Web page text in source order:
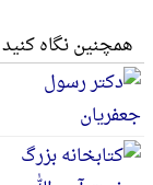
همچنین نگاه کنید